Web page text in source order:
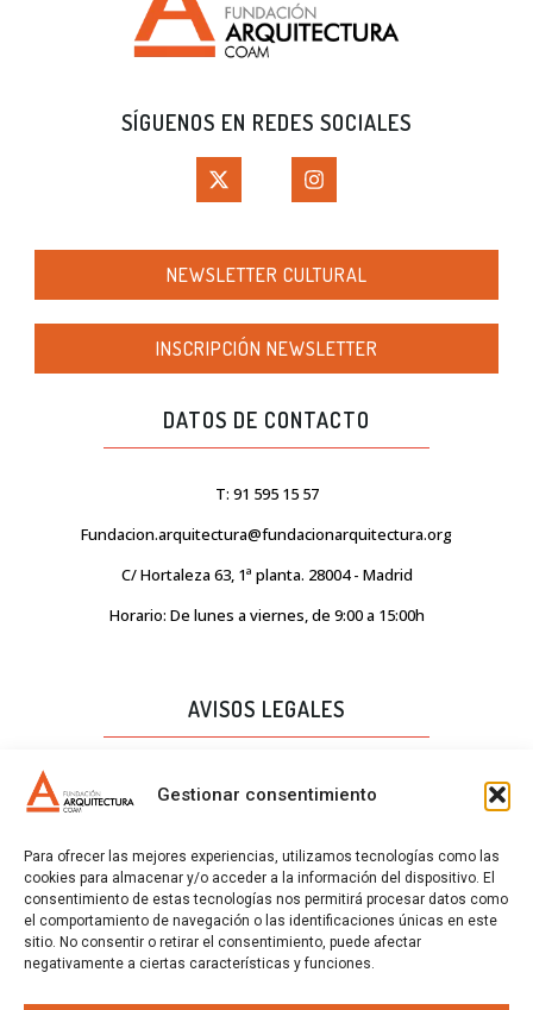
Gestionar consentimiento
Para ofrecer las mejores experiencias, utilizamos tecnologías como las
cookies para almacenar y/o acceder a la información del dispositivo. El
consentimiento de estas tecnologías nos permitirá procesar datos como
el comportamiento de navegación o las identificaciones únicas en este
sitio. No consentir o retirar el consentimiento, puede afectar
negativamente a ciertas características y funciones.
SÍGUENOS EN REDES SOCIALES
NEWSLETTER CULTURAL
INSCRIPCIÓN NEWSLETTER
DATOS DE CONTACTO
T: 91 595 15 57
Fundacion.arquitectura@fundacionarquitectura.org
C/ Hortaleza 63, 1ª planta. 28004 - Madrid
Horario: De lunes a viernes, de 9:00 a 15:00h
AVISOS LEGALES
POLÍTICA DE CALIDAD
POLÍTICA DE COOKIES
CERTIFICADOS